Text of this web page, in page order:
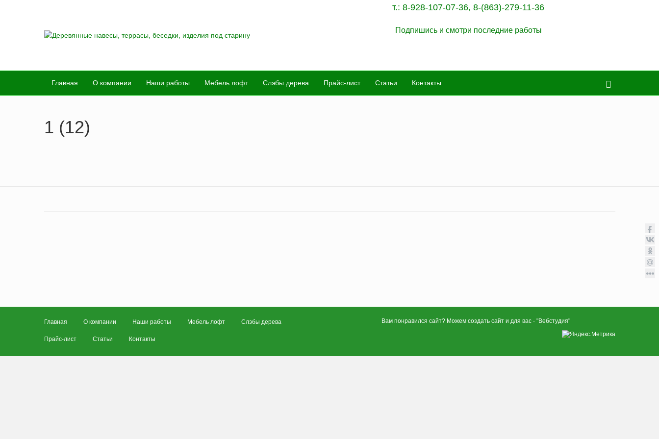
т.: 8-928-107-07-36, 8-(863)-279-11-36
Подпишись и смотри последние работы
Главная О компании Наши работы Мебель лофт Слэбы дерева Прайс-лист Статьи Контакты
1 (12)
Главная О компании Наши работы Мебель лофт Слэбы дерева
Прайс-лист Статьи Контакты
Вам понравился сайт? Можем создать сайт и для вас - "Вебстудия"